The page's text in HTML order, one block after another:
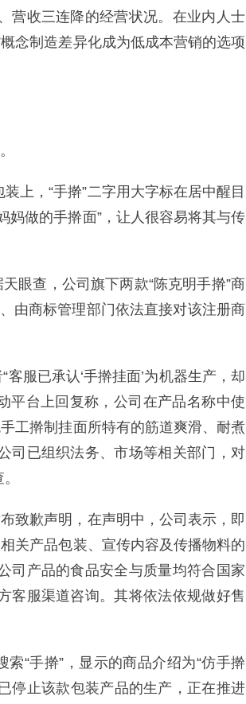
营收三连降的经营状况。在业内人士
念制造差异化成为低成本营销的选项
上，“手擀”二字用大字标在居中醒目
妈做的手擀面”，让人很容易将其与传
眼查，公司旗下两款“陈克明手擀”商
由商标管理部门依法直接对该注册商
服已承认‘手擀挂面’为机器生产，却
平台上回复称，公司在产品名称中使
工擀制挂面所特有的筋道爽滑、耐煮
司已组织法务、市场等相关部门，对
致歉声明，在声明中，公司表示，即
关产品包装、宣传内容及传播物料的
司产品的食品安全与质量均符合国家
客服渠道咨询。其将依法依规做好售
“手擀”，显示的商品介绍为“仿手擀
停止该款包装产品的生产，正在推进